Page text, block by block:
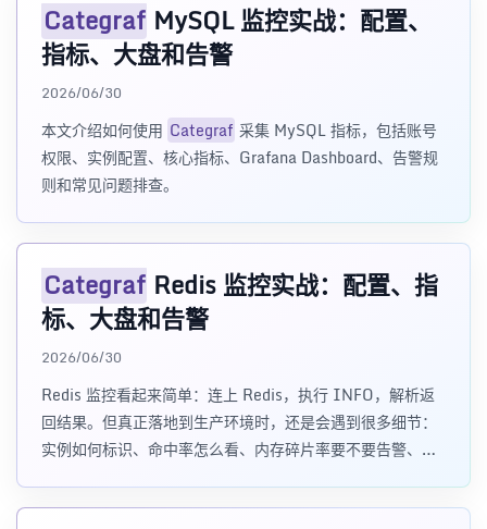
Categraf MySQL 监控实战：配置、
指标、大盘和告警
2026/06/30
本文介绍如何使用 Categraf 采集 MySQL 指标，包括账号
权限、实例配置、核心指标、Grafana Dashboard、告警规
则和常见问题排查。
Categraf Redis 监控实战：配置、指
标、大盘和告警
2026/06/30
Redis 监控看起来简单：连上 Redis，执行 INFO，解析返
回结果。但真正落地到生产环境时，还是会遇到很多细节：
实例如何标识、命中率怎么看、内存碎片率要不要告警、慢